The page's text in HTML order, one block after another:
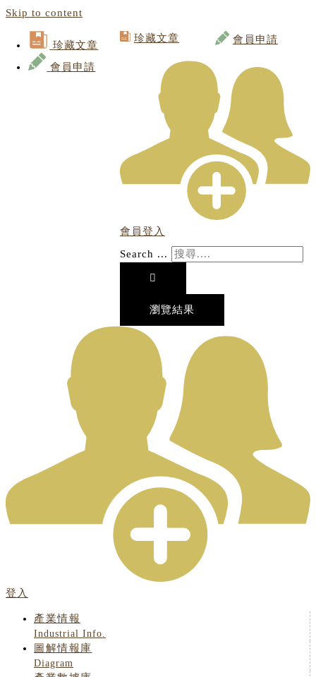
Skip to content
珍藏文章 會員申請
會員登入
Search ...
瀏覽結果
珍藏文章
會員申請
登入
產業情報
Industrial Info.
圖解情報庫
Diagram